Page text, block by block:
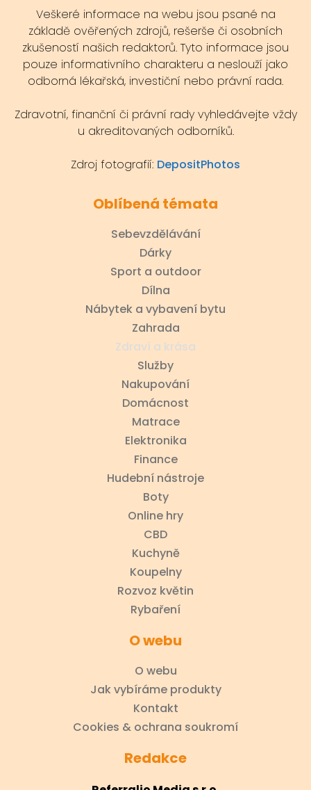
Veškeré informace na webu jsou psané na
základě ověřených zdrojů, rešerše či osobních
zkušeností našich redaktorů. Tyto informace jsou
pouze informativního charakteru a neslouží jako
odborná lékařská, investiční nebo právní rada.
Zdravotní, finanční či právní rady vyhledávejte vždy
u akreditovaných odborníků.
Zdroj fotografií: DepositPhotos
Oblíbená témata
Sebevzdělávání
Dárky
Sport a outdoor
Dílna
Nábytek a vybavení bytu
Zahrada
Zdraví a krása
Služby
Nakupování
Domácnost
Matrace
Elektronika
Finance
Hudební nástroje
Boty
Online hry
CBD
Kuchyně
Koupelny
Rozvoz květin
Rybaření
O webu
O webu
Jak vybíráme produkty
Kontakt
Cookies & ochrana soukromí
Redakce